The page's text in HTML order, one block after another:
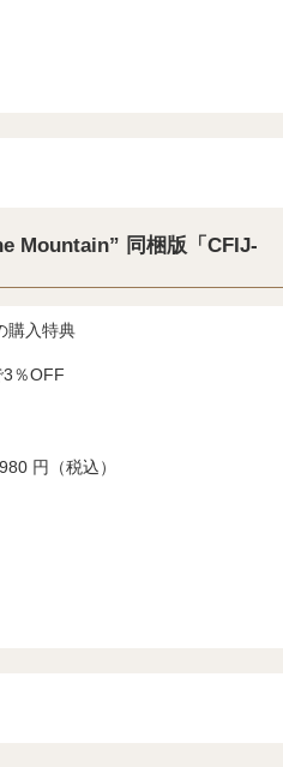
Mountain” 同梱版「CFIJ-
購入特典
3％OFF
円（税込）